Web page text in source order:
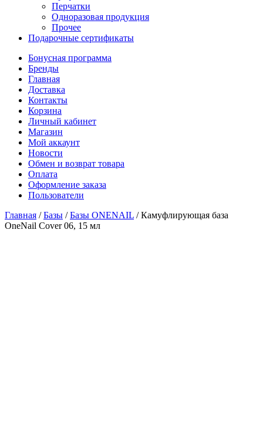
Перчатки
Одноразовая продукция
Прочее
Подарочные сертификаты
Бонусная программа
Бренды
Главная
Доставка
Контакты
Корзина
Личный кабинет
Магазин
Мой аккаунт
Новости
Обмен и возврат товара
Оплата
Оформление заказа
Пользователи
Главная /Базы /Базы ONENAIL /Камуфлирующая база
OneNail Cover 06, 15 мл